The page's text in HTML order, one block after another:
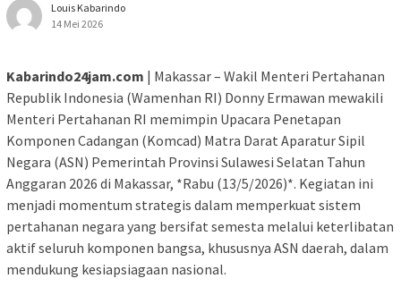
Louis Kabarindo
14 Mei 2026
Kabarindo24jam.com | Makassar – Wakil Menteri Pertahanan
Republik Indonesia (Wamenhan RI) Donny Ermawan mewakili
Menteri Pertahanan RI memimpin Upacara Penetapan
Komponen Cadangan (Komcad) Matra Darat Aparatur Sipil
Negara (ASN) Pemerintah Provinsi Sulawesi Selatan Tahun
Anggaran 2026 di Makassar, *Rabu (13/5/2026)*. Kegiatan ini
menjadi momentum strategis dalam memperkuat sistem
pertahanan negara yang bersifat semesta melalui keterlibatan
aktif seluruh komponen bangsa, khususnya ASN daerah, dalam
mendukung kesiapsiagaan nasional.